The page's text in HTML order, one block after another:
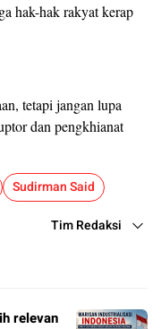
hak-hak rakyat kerap
tetapi jangan lupa
dan pengkhianat
Sudirman Said
Tim Redaksi
relevan